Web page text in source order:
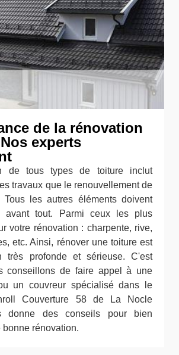
de la rénovation
experts
de tous types de toiture inclut
travaux que le renouvellement de
Tous les autres éléments doivent
avant tout. Parmi ceux les plus
votre rénovation : charpente, rive,
etc. Ainsi, rénover une toiture est
très profonde et sérieuse. C'est
conseillons de faire appel à une
un couvreur spécialisé dans le
Couverture 58 de La Nocle
donne des conseils pour bien
bonne rénovation.